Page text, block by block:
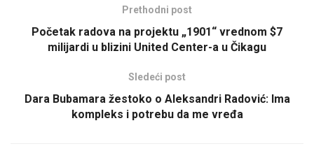
Prethodni post
Početak radova na projektu „1901“ vrednom $7
milijardi u blizini United Center-a u Čikagu
Sledeći post
Dara Bubamara žestoko o Aleksandri Radović: Ima
kompleks i potrebu da me vređa